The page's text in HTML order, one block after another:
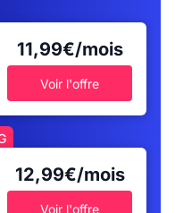
11,99€/mois
Voir l'offre
12,99€/mois
Voir l'offre